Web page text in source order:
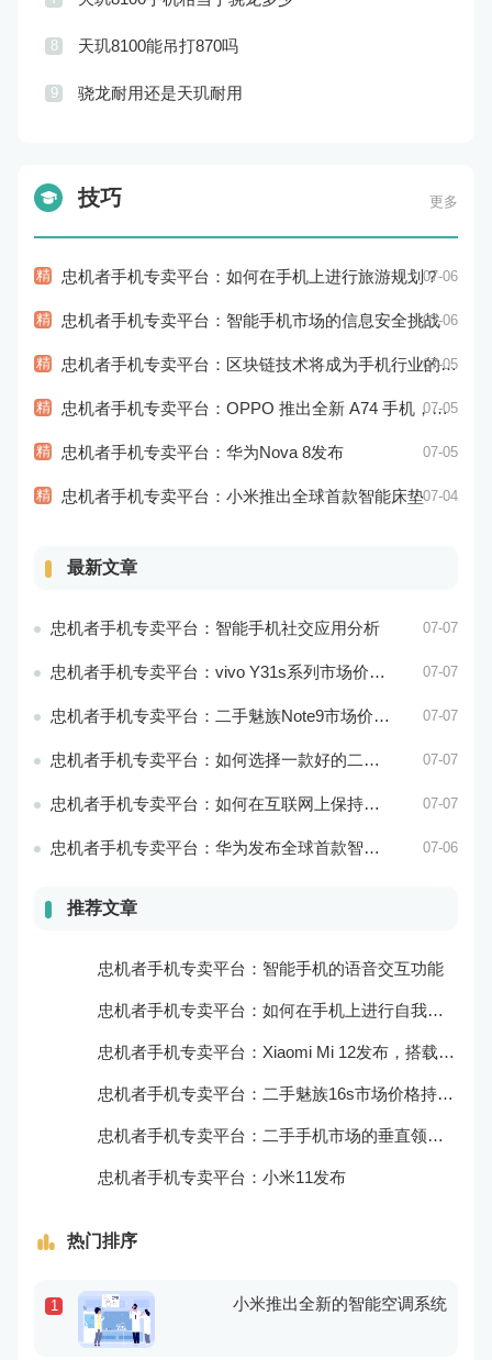
8 天玑8100能吊打870吗
9 骁龙耐用还是天玑耐用
技巧 更多
精 忠机者手机专卖平台：如何在手机上进行旅游规划？07-06
精 忠机者手机专卖平台：智能手机市场的信息安全挑战07-06
精 忠机者手机专卖平台：区块链技术将成为手机行业的新的趋势07-05
精 忠机者手机专卖平台：OPPO 推出全新 A74 手机，采用 AMOLED 屏幕和大容量电池07-05
精 忠机者手机专卖平台：华为Nova 8发布 07-05
精 忠机者手机专卖平台：小米推出全球首款智能床垫07-04
最新文章
忠机者手机专卖平台：智能手机社交应用分析 07-07
忠机者手机专卖平台：vivo Y31s系列市场价格走势平稳 07-07
忠机者手机专卖平台：二手魅族Note9市场价格持续下跌 07-07
忠机者手机专卖平台：如何选择一款好的二手手机应用？ 07-07
忠机者手机专卖平台：如何在互联网上保持安全？ 07-07
忠机者手机专卖平台：华为发布全球首款智能物业管理系统 07-06
推荐文章
忠机者手机专卖平台：智能手机的语音交互功能
忠机者手机专卖平台：如何在手机上进行自我提升？
忠机者手机专卖平台：Xiaomi Mi 12发布，搭载更为出色的相机和处理器
忠机者手机专卖平台：二手魅族16s市场价格持续波动
忠机者手机专卖平台：二手手机市场的垂直领域拓展
忠机者手机专卖平台：小米11发布
热门排序
1 小米推出全新的智能空调系统